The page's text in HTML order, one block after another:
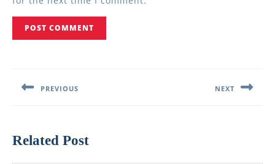
PREVIOUS NEXT
Related Post